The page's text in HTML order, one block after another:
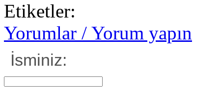
Etiketler:
Yorumlar / Yorum yapın
İsminiz: